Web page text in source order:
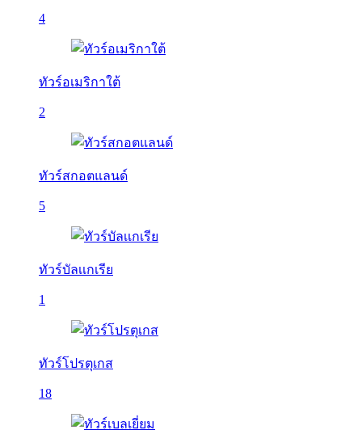
4
ทัวร์อเมริกาใต้
2
ทัวร์สกอตแลนด์
5
ทัวร์บัลเเกเรีย
1
ทัวร์โปรตุเกส
18